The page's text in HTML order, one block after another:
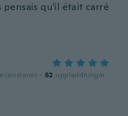
pensais qu'il était carré
· 82 uppladdningar